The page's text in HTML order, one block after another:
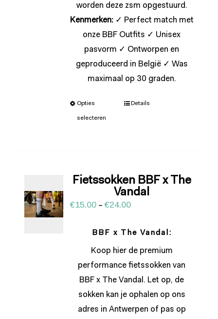
worden deze zsm opgestuurd.
Kenmerken:✓ Perfect match met
onze BBF Outfits ✓ Unisex
pasvorm ✓ Ontworpen en
geproduceerd in België ✓ Was
maximaal op 30 graden.
Opties
selecteren
Details
Fietssokken BBF x The
Vandal
€15.00–€24.00
BBF x The Vandal:
Koop hier de premium
performance fietssokken van
BBF x The Vandal. Let op, de
sokken kan je ophalen op ons
adres in Antwerpen of pas op